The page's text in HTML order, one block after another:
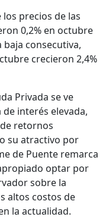
los precios de las
0,2% en octubre
consecutiva,
crecieron 2,4%
Privada se ve
interés elevada,
retornos
su atractivo por
de Puente remarca
optar por
sobre la
altos costos de
la actualidad.